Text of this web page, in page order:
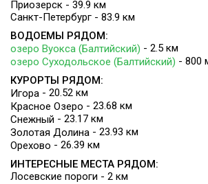
Летом открыт пляж, в зимнее время
каток.
Интернет Wi-Fi работает на ресепшн
ресторана.
Приозерск - 39.9 км
Санкт-Петербург - 83.9 км
ВОДОЕМЫ РЯДОМ:
озеро Вуокса (Балтийский) - 2.5 км
озеро Суходольское (Балтийский) - 800
КУРОРТЫ РЯДОМ:
Игора - 20.52 км
Красное Озеро - 23.68 км
Снежный - 23.17 км
Золотая Долина - 23.93 км
Орехово - 26.39 км
ИНТЕРЕСНЫЕ МЕСТА РЯДОМ:
Лосевские пороги - 2 км